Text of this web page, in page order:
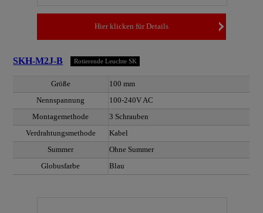
Hier klicken für Details
SKH-M2J-B Rotierende Leuchte SK
Größe
100 mm
Nennspannung
100-240V AC
Montagemethode
3 Schrauben
Verdrahtungsmethode
Kabel
Summer
Ohne Summer
Globusfarbe
Blau